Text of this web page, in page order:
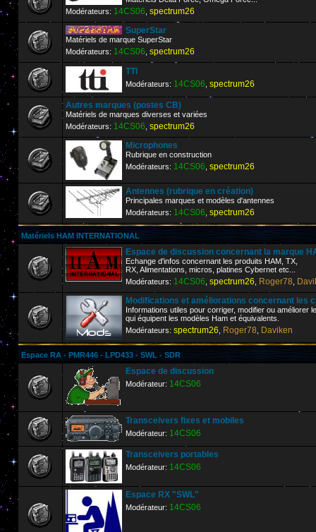
Modérateurs: 14CS06 spectrum26
SuperStar
Matériels de marque SuperStar
Modérateurs: 14CS06 spectrum26
TTI
Modérateurs: 14CS06 spectrum26
Autres marques (postes CB)
Matériels de marques diverses et variées
Modérateurs: 14CS06 spectrum26
Microphones
Rubrique en construction
Modérateurs: 14CS06 spectrum26
Antennes (rubrique en création)
Principales marques et modèles d'antennes
Modérateurs: 14CS06 spectrum26
Matériels HAM INTERNATIONAL
Espace de discussion concernant la marque
Echange d'infos concernant les produits HAM, TX,
RX, Alimentations, micros, platines Cybernet etc...
Modérateurs: 14CS06 spectrum26 Roger78
Modifications et améliorations concernant les
Informations utiles pour corriger, modifier ou
qui équipent les modèles Ham et équivalents.
Modérateurs: spectrum26 Roger78 Daviken
Espace RA - PMR446 - LPD433 - SWL - SDR
Espace de discussion
Modérateur: 14CS06
Transceivers fixes et mobiles
Modérateur: 14CS06
Transceivers portables
Modérateur: 14CS06
Espace RX "SWL"
Modérateur: 14CS06